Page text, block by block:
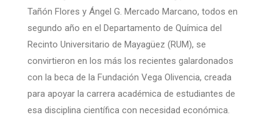
Tañón Flores y Ángel G. Mercado Marcano, todos en
segundo año en el Departamento de Química del
Recinto Universitario de Mayagüez (RUM), se
convirtieron en los más los recientes galardonados
con la beca de la Fundación Vega Olivencia, creada
para apoyar la carrera académica de estudiantes de
esa disciplina científica con necesidad económica.